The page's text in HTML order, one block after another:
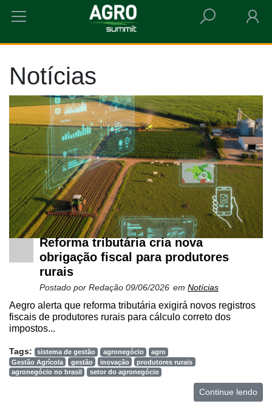
HOME NOTÍCIAS
Notícias
Reforma tributária cria nova
obrigação fiscal para produtores
rurais
Postado por Redação 09/06/2026 em Notícias
Aegro alerta que reforma tributária exigirá novos registros
fiscais de produtores rurais para cálculo correto dos
impostos...
Tags: sistema de gestão agronegócio
agro
Gestão Agrícola
gestão inovação
produtores rurais
agronegócio no brasil
setor do agronegócio
Continue lendo